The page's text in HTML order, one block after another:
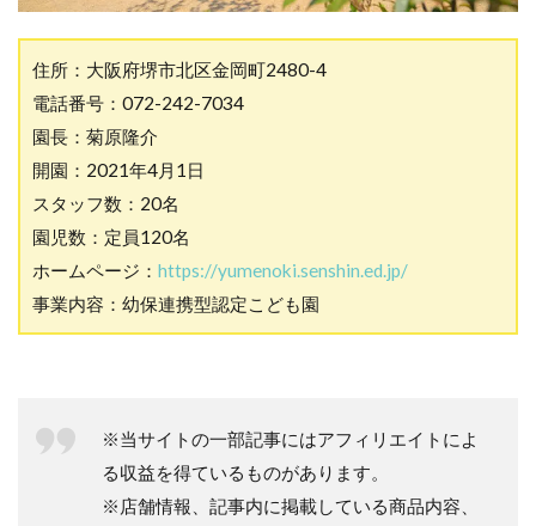
住所：大阪府堺市北区金岡町2480-4
電話番号：072-242-7034
園長：菊原隆介
開園：2021年4月1日
スタッフ数：20名
園児数：定員120名
ホームページ： https://yumenoki.senshin.ed.jp/
事業内容：幼保連携型認定こども園
※当サイトの一部記事にはアフィリエイトによ
る収益を得ているものがあります。
※店舗情報、記事内に掲載している商品内容、